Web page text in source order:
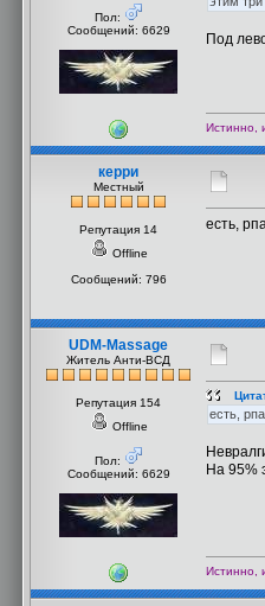
Пол:
Сообщений: 6629
Под
Истинно,
керри
Местный
Репутация 14
Offline
Сообщений: 796
есть,
UDM-Massage
Житель Анти-ВСД
Репутация 154
Offline
Пол:
Сообщений: 6629
есть,
На 95%
Истинно,